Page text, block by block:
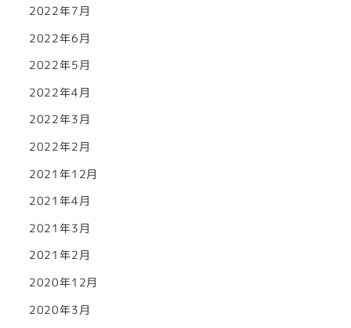
2022年7月
2022年6月
2022年5月
2022年4月
2022年3月
2022年2月
2021年12月
2021年4月
2021年3月
2021年2月
2020年12月
2020年3月